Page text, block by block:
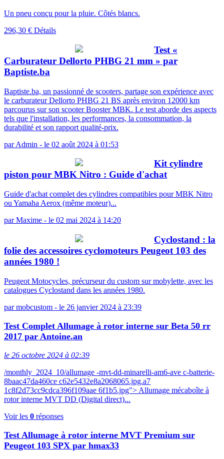
Un pneu conçu pour la pluie. Côtés blancs.
296,30 € Détails
Test «
Carburateur Dellorto PHBG 21 mm » par
Baptiste.ba
Baptiste.ba, un passionné de scooters, partage son expérience avec
le carburateur Dellorto PHBG 21 BS après environ 12000 km
parcourus sur son scooter Booster MBK. Le test aborde des aspects
tels que l'installation, les performances, la consommation, la
durabilité et son rapport qualité-prix.
parAdmin - le 02 août 2024 à 01:53
Kit cylindre
piston pour MBK Nitro : Guide d'achat
Guide d'achat complet des cylindres compatibles pour MBK Nitro
ou Yamaha Aerox (même moteur)...
parMaxime - le 02 mai 2024 à 14:20
Cyclostand : la
folie des accessoires cyclomoteurs Peugeot 103 des
années 1980 !
Peugeot Motocycles, précurseur du custom sur mobylette, avec les
catalogues Cyclostand dans les années 1980.
parmobcustom - le 26 janvier 2024 à 23:39
Test Complet Allumage à rotor interne sur Beta 50 rr
2017 par Antoine.an
le 26 octobre 2024 à 02:39
/monthly_2024_10/allumage -mvt-dd-minarelli-am6-ave c-batterie-
8baac47da460ce c62e5432e8a2068065.jpg.a7
1c8f2d73cc9cdca396f109aae 6f1b5.jpg"> Allumage mécaboîte à
rotor interne MVT DD (Digital direct)...
Voir les 0 réponses
Test Allumage à rotor interne MVT Premium sur
Peugeot 103 SPX par hmax33